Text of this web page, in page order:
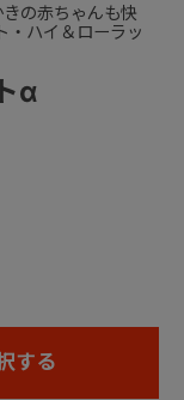
α
の赤ちゃんも快
・ハイ＆ローラッ
する